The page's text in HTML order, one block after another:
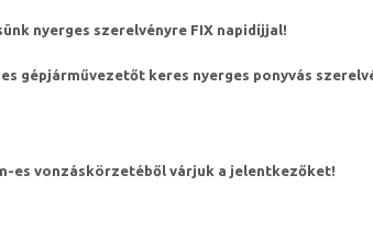
nyerges szerelvényre FIX napidíjjal!
gépjárművezetőt keres nyerges ponyvás
es vonzáskörzetéből várjuk a jelentkezőket!